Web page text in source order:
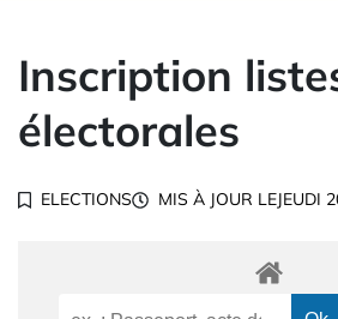
Inscription
électorales
ELECTIONS MIS À JOUR LEJEUDI